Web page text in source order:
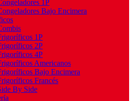
1P
Bajo Encimera
1P
2P
4P
Americanos
Bajo Encimera
Francés
By Side